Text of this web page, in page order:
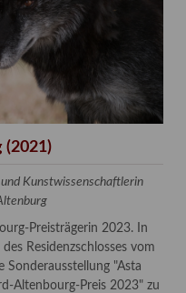
(2021)
Kunstwissenschaftlerin
Preisträgerin 2023. In
Residenzschlosses vom
"Asta
Altenbourg-Preis 2023" zu